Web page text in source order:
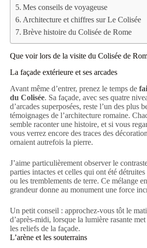
Mes conseils de voyageuse
Architecture et chiffres sur Le Colisée
Brève histoire du Colisée de Rome
Que voir lors de la visite du Colisée de
La façade extérieure et ses arcades
Avant même d’entrer, prenez le temps de
du Colisée. Sa façade, avec ses quatre
d’arcades superposées, reste l’un des plus
témoignages de l’architecture romaine.
semble raconter une histoire, et si vous
vous verrez encore des traces des
ornaient autrefois la pierre.
J’aime particulièrement observer le
parties intactes et celles qui ont été
ou les tremblements de terre. Ce mélange
grandeur donne au monument une force
Un petit conseil : approchez-vous tôt le
d’après-midi, lorsque la lumière rasante
les reliefs de la façade.
L’arène et les souterrains